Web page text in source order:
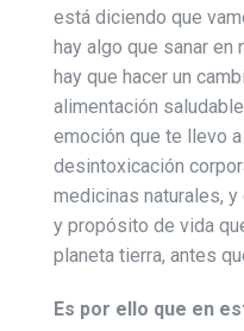
está diciendo que
hay algo que sanar en
hay que hacer un
alimentación
emoción que te llevo
desintoxicación
medicinas naturales,
y propósito de vida
planeta tierra, antes
Es por ello que en